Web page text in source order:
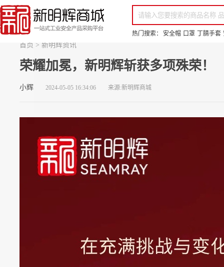
你好，欢迎来到新明辉！ 请登录
免费注册
专属服务 超低折扣价
热门搜索：
安全帽 口罩 丁腈手套
全部商品分类 场景采购 品
首页 >新明辉资讯
荣耀加冕，新明辉斩获多项殊荣！
小辉 2024-05-05 16:34:06 来源:新明辉商城